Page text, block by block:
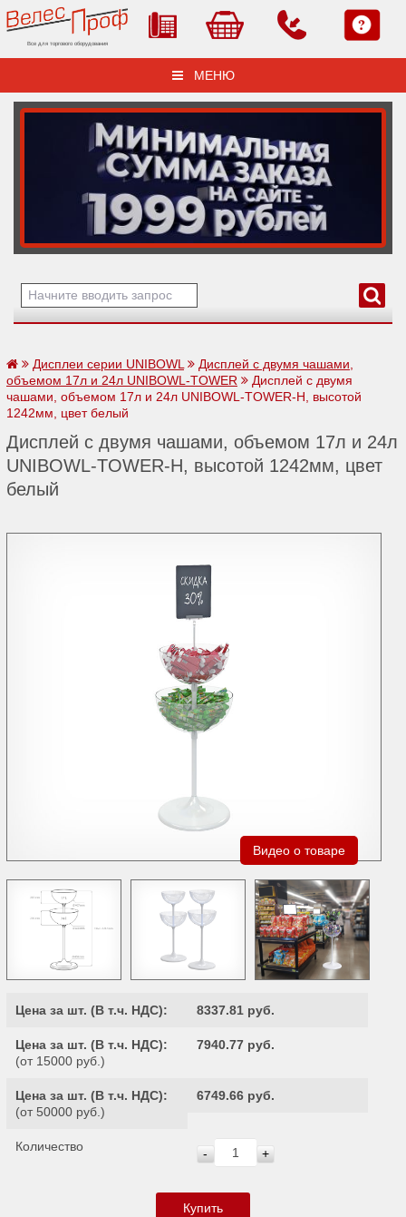
Все для торгового оборудования
МЕНЮ
Дисплеи серии UNIBOWL
Дисплей с двумя чашами,
объемом 17л и 24л UNIBOWL-TOWER
Дисплей с двумя
чашами, объемом 17л и 24л UNIBOWL-TOWER-H, высотой
1242мм, цвет белый
Дисплей с двумя чашами, объемом 17л и 24л
UNIBOWL-TOWER-H, высотой 1242мм, цвет
белый
Видео о товаре
Цена за шт. (В т.ч. НДС): 8337.81 руб.
Цена за шт. (В т.ч. НДС):
(от 15000 руб.)
7940.77 руб.
Цена за шт. (В т.ч. НДС):
(от 50000 руб.)
6749.66 руб.
Количество - +
Купить